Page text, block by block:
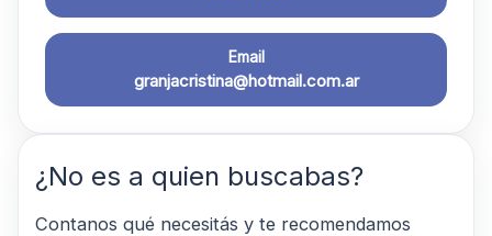
Email
granjacristina@hotmail.com.ar
¿No es a quien buscabas?
Contanos qué necesitás y te recomendamos